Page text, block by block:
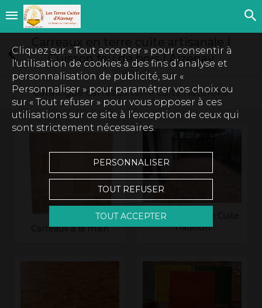
Cuisson feu de bois | Aizenay
59 produits
catalogue carreaux terre cuite naturelle
Carreaux à la main
Carreau de Terre Cuite
Tradition
Cliquez sur « Tout accepter » pour consentir à
l'utilisation de cookies à des fins d’analyse et
personnalisation de publicité, sur «
Personnaliser » pour paramétrer vos choix ou
sur « Tout refuser » pour vous opposer à ces
utilisations sur ce site à l’exception de ceux qui
sont strictement nécessaires.
PERSONNALISER
TOUT REFUSER
TOUT ACCEPTER